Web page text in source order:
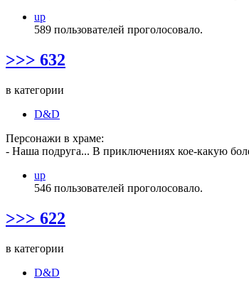
up
589 пользователей проголосовало.
>>> 632
в категории
D&D
Персонажи в храме:
- Наша подруга... В приключениях кое-какую
up
546 пользователей проголосовало.
>>> 622
в категории
D&D